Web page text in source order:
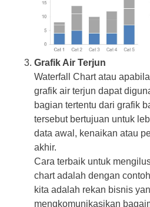
Grafik Air Terjun
Waterfall Chart atau
grafik air terjun dapat
bagian tertentu dari grafik
tersebut bertujuan untuk
data awal, kenaikan atau
akhir.
Cara terbaik untuk
chart adalah dengan
kita adalah rekan bisnis
mengkomunikasikan